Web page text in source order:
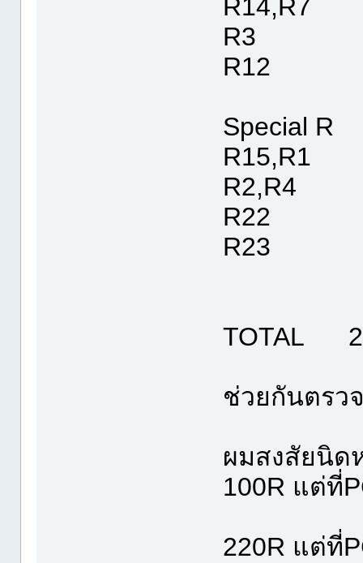
R14,R7
R3
R12
Special R
R15,R1
R2,R4
R22
R23
TOTAL
ช่วยกันตรว
ผมสงสัยนิด
100R แต่ที่
220R แต่ที่